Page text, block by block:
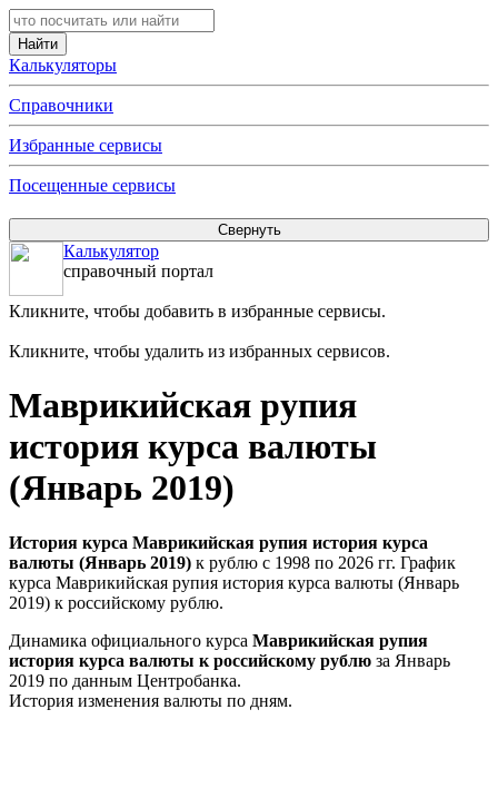
Калькуляторы
Справочники
Избранные сервисы
Посещенные сервисы
Калькулятор
справочный портал
Кликните, чтобы добавить в избранные сервисы.
Кликните, чтобы удалить из избранных сервисов.
Маврикийская рупия
история курса валюты
(Январь 2019)
История курса Маврикийская рупия история курса
валюты (Январь 2019) к рублю с 1998 по 2026 гг. График
курса Маврикийская рупия история курса валюты (Январь
2019) к российскому рублю.
Динамика официального курса Маврикийская рупия
история курса валюты к российскому рублю за Январь
2019 по данным Центробанка.
История изменения валюты по дням.